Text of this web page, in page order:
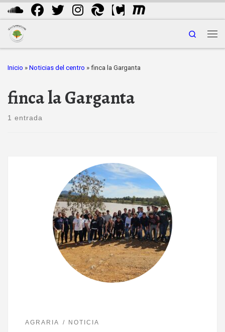
Saltar al contenido
Search
Inicio » Noticias del centro » finca la Garganta
finca la Garganta
1 entrada
AGRARIA NOTICIA